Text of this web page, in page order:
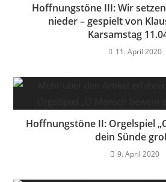
Hoffnungstöne III: Wir
nieder – gespielt von
Karsamstag
11. April 2020
Hoffnungstöne II: Orgelspiel
dein Sünde
9. April 2020